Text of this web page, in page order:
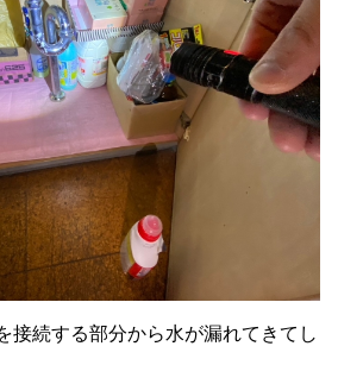
接続する部分から水が漏れてきてし